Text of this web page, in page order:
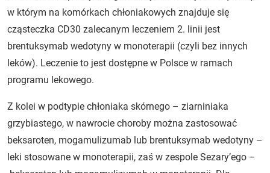
w którym na komórkach chłoniakowych znajduje się
cząsteczka CD30 zalecanym leczeniem 2. linii jest
brentuksymab wedotyny w monoterapii (czyli bez innych
leków). Leczenie to jest dostępne w Polsce w ramach
programu lekowego.
Z kolei w podtypie chłoniaka skórnego – ziarniniaka
grzybiastego, w nawrocie choroby można zastosować
beksaroten, mogamulizumab lub brentuksymab wedotyny –
leki stosowane w monoterapii, zaś w zespole Sezary’ego –